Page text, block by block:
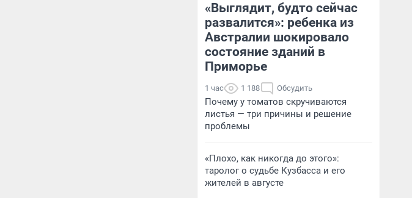
«Выглядит, будто сейчас
развалится»: ребенка из
Австралии шокировало
состояние зданий в
Приморье
1 час 1 188 Обсудить
Почему у томатов скручиваются
листья — три причины и решение
проблемы
«Плохо, как никогда до этого»:
таролог о судьбе Кузбасса и его
жителей в августе